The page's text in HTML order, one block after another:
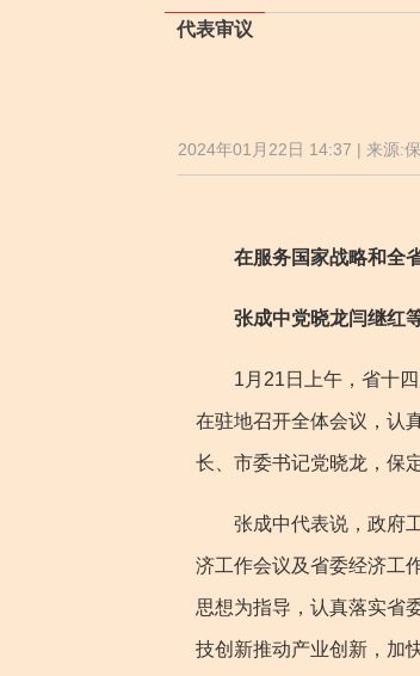
代表审议
2024年01月22日 14:37 | 来源:
在服务国家战略和全省
张成中党晓龙闫继红
1月21日上午，省十四
在驻地召开全体会议，认
长、市委书记党晓龙，保
张成中代表说，政府工
济工作会议及省委经济工
思想为指导，认真落实省
技创新推动产业创新，加